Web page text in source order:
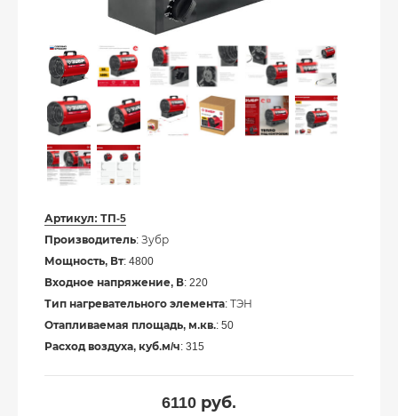
Артикул: ТП-5
Производитель: Зубр
Мощность, Вт: 4800
Входное напряжение, В: 220
Тип нагревательного элемента: ТЭН
Отапливаемая площадь, м.кв.: 50
Расход воздуха, куб.м/ч: 315
6110 руб.